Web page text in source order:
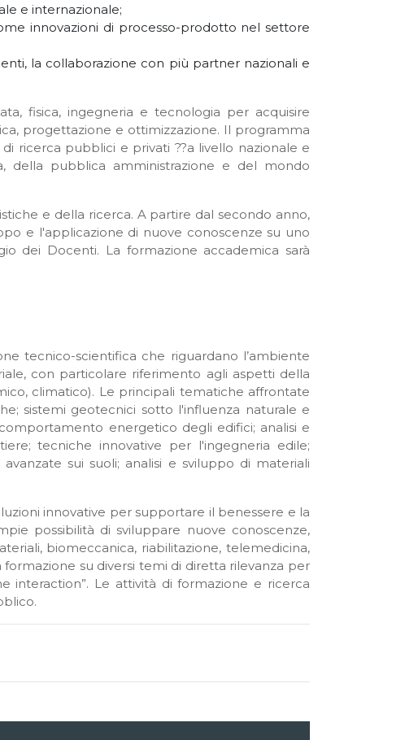
e internazionale;
innovazioni di processo-prodotto nel settore
la collaborazione con più partner nazionali e
fisica, ingegneria e tecnologia per acquisire
progettazione e ottimizzazione. Il programma
ricerca pubblici e privati ??a livello nazionale e
della pubblica amministrazione e del mondo
e della ricerca. A partire dal secondo anno,
e l'applicazione di nuove conoscenze su uno
dei Docenti. La formazione accademica sarà
tecnico-scientifica che riguardano l’ambiente
con particolare riferimento agli aspetti della
climatico). Le principali tematiche affrontate
sistemi geotecnici sotto l'influenza naturale e
energetico degli edifici; analisi e
tecniche innovative per l'ingegneria edile;
sui suoli; analisi e sviluppo di materiali
innovative per supportare il benessere e la
possibilità di sviluppare nuove conoscenze,
biomeccanica, riabilitazione, telemedicina,
su diversi temi di diretta rilevanza per
interaction”. Le attività di formazione e ricerca